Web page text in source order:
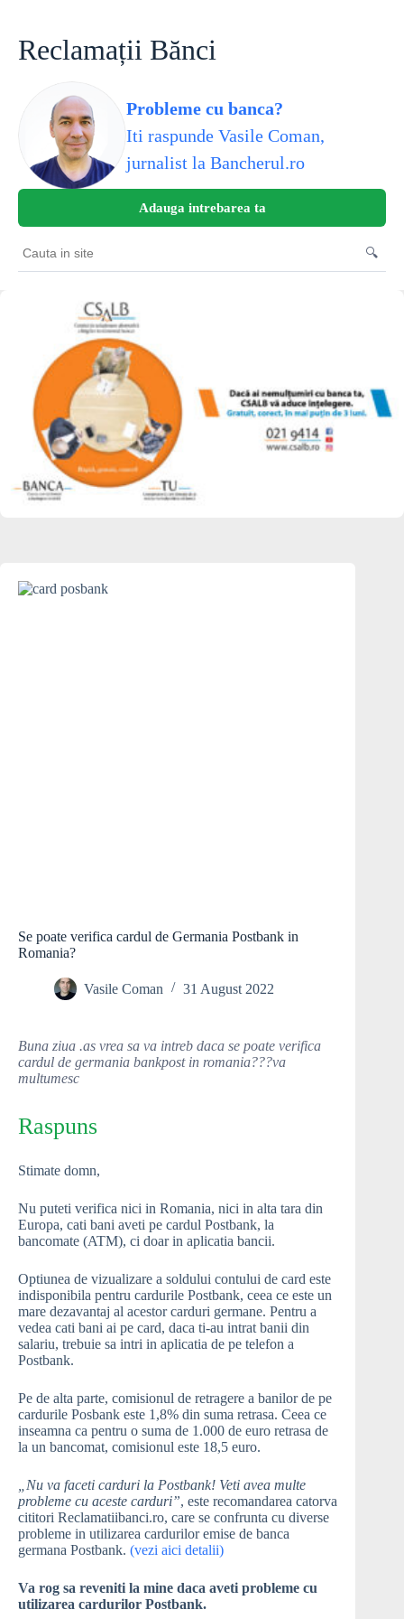
contentReclamații Bănci
Probleme cu banca?
Iti raspunde Vasile Coman,
jurnalist la Bancherul.ro
Adauga intrebarea ta
Cauta
in
🔍
Se poate verifica cardul de Germania Postbank in
Romania?
Vasile Coman 31 August 2022
Buna ziua .as vrea sa va intreb daca se poate verifica
cardul de germania bankpost in romania???va
multumesc
Raspuns
Stimate domn,
Nu puteti verifica nici in Romania, nici in alta tara din
Europa, cati bani aveti pe cardul Postbank, la
bancomate (ATM), ci doar in aplicatia bancii.
Optiunea de vizualizare a soldului contului de card este
indisponibila pentru cardurile Postbank, ceea ce este un
mare dezavantaj al acestor carduri germane. Pentru a
vedea cati bani ai pe card, daca ti-au intrat banii din
salariu, trebuie sa intri in aplicatia de pe telefon a
Postbank.
Pe de alta parte, comisionul de retragere a banilor de pe
cardurile Posbank este 1,8% din suma retrasa. Ceea ce
inseamna ca pentru o suma de 1.000 de euro retrasa de
la un bancomat, comisionul este 18,5 euro.
„Nu va faceti carduri la Postbank! Veti avea multe
probleme cu aceste carduri”, este recomandarea catorva
cititori Reclamatiibanci.ro, care se confrunta cu diverse
probleme in utilizarea cardurilor emise de banca
germana Postbank. (vezi aici detalii)
Va rog sa reveniti la mine daca aveti probleme cu
utilizarea cardurilor Postbank.